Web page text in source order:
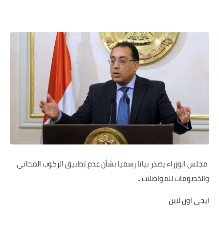
مجلس الوزراء يصدر بيانا رسميا بشأن عدم تطبيق الركوب المجاني
والخصومات للمواصلات ..
ايجى اون لاين